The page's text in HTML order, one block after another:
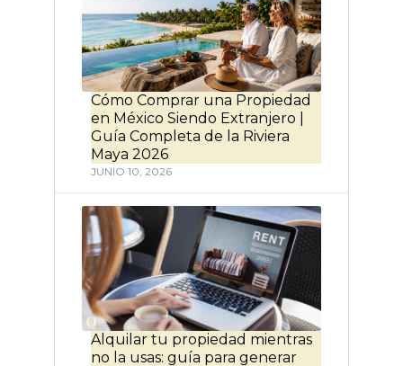
Cómo Comprar una Propiedad
en México Siendo Extranjero |
Guía Completa de la Riviera
Maya 2026
JUNIO 10, 2026
Alquilar tu propiedad mientras
no la usas: guía para generar